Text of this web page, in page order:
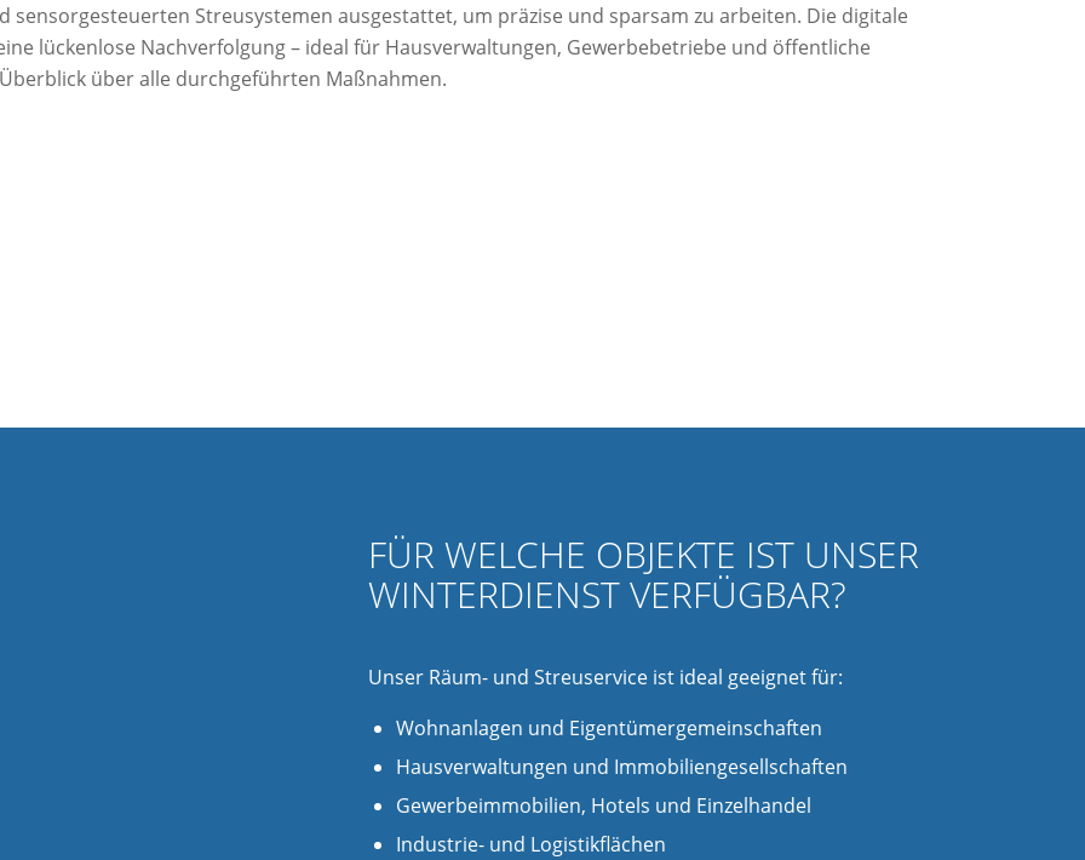
sensorgesteuerten Streusystemen ausgestattet, um präzise und sparsam zu arbeiten. Die digitale
lückenlose Nachverfolgung – ideal für Hausverwaltungen, Gewerbebetriebe und öffentliche
über alle durchgeführten Maßnahmen.
FÜR WELCHE OBJEKTE IST UNSER
WINTERDIENST VERFÜGBAR?
Unser Räum- und Streuservice ist ideal geeignet für:
Wohnanlagen und Eigentümergemeinschaften
Hausverwaltungen und Immobiliengesellschaften
Gewerbeimmobilien, Hotels und Einzelhandel
Industrie- und Logistikflächen